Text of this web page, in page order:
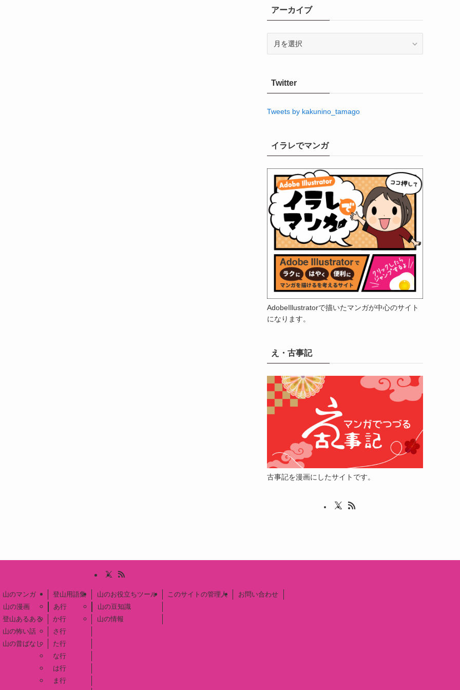
アーカイブ
ブTwitter
Tweets by kakunino_tamago
イラレでマンガ
AdobeIllustratorで描いたマンガが中心のサイト
になります。
え・古事記
古事記を漫画にしたサイトです。
山のマンガ
山の漫画
登山あるある
山の怖い話
山の昔ばなし
登山用語集
あ行
か行
さ行
た行
な行
は行
ま行
山のお役立ちツール
山の豆知識
山の情報
このサイトの管理人 お問い合わせ